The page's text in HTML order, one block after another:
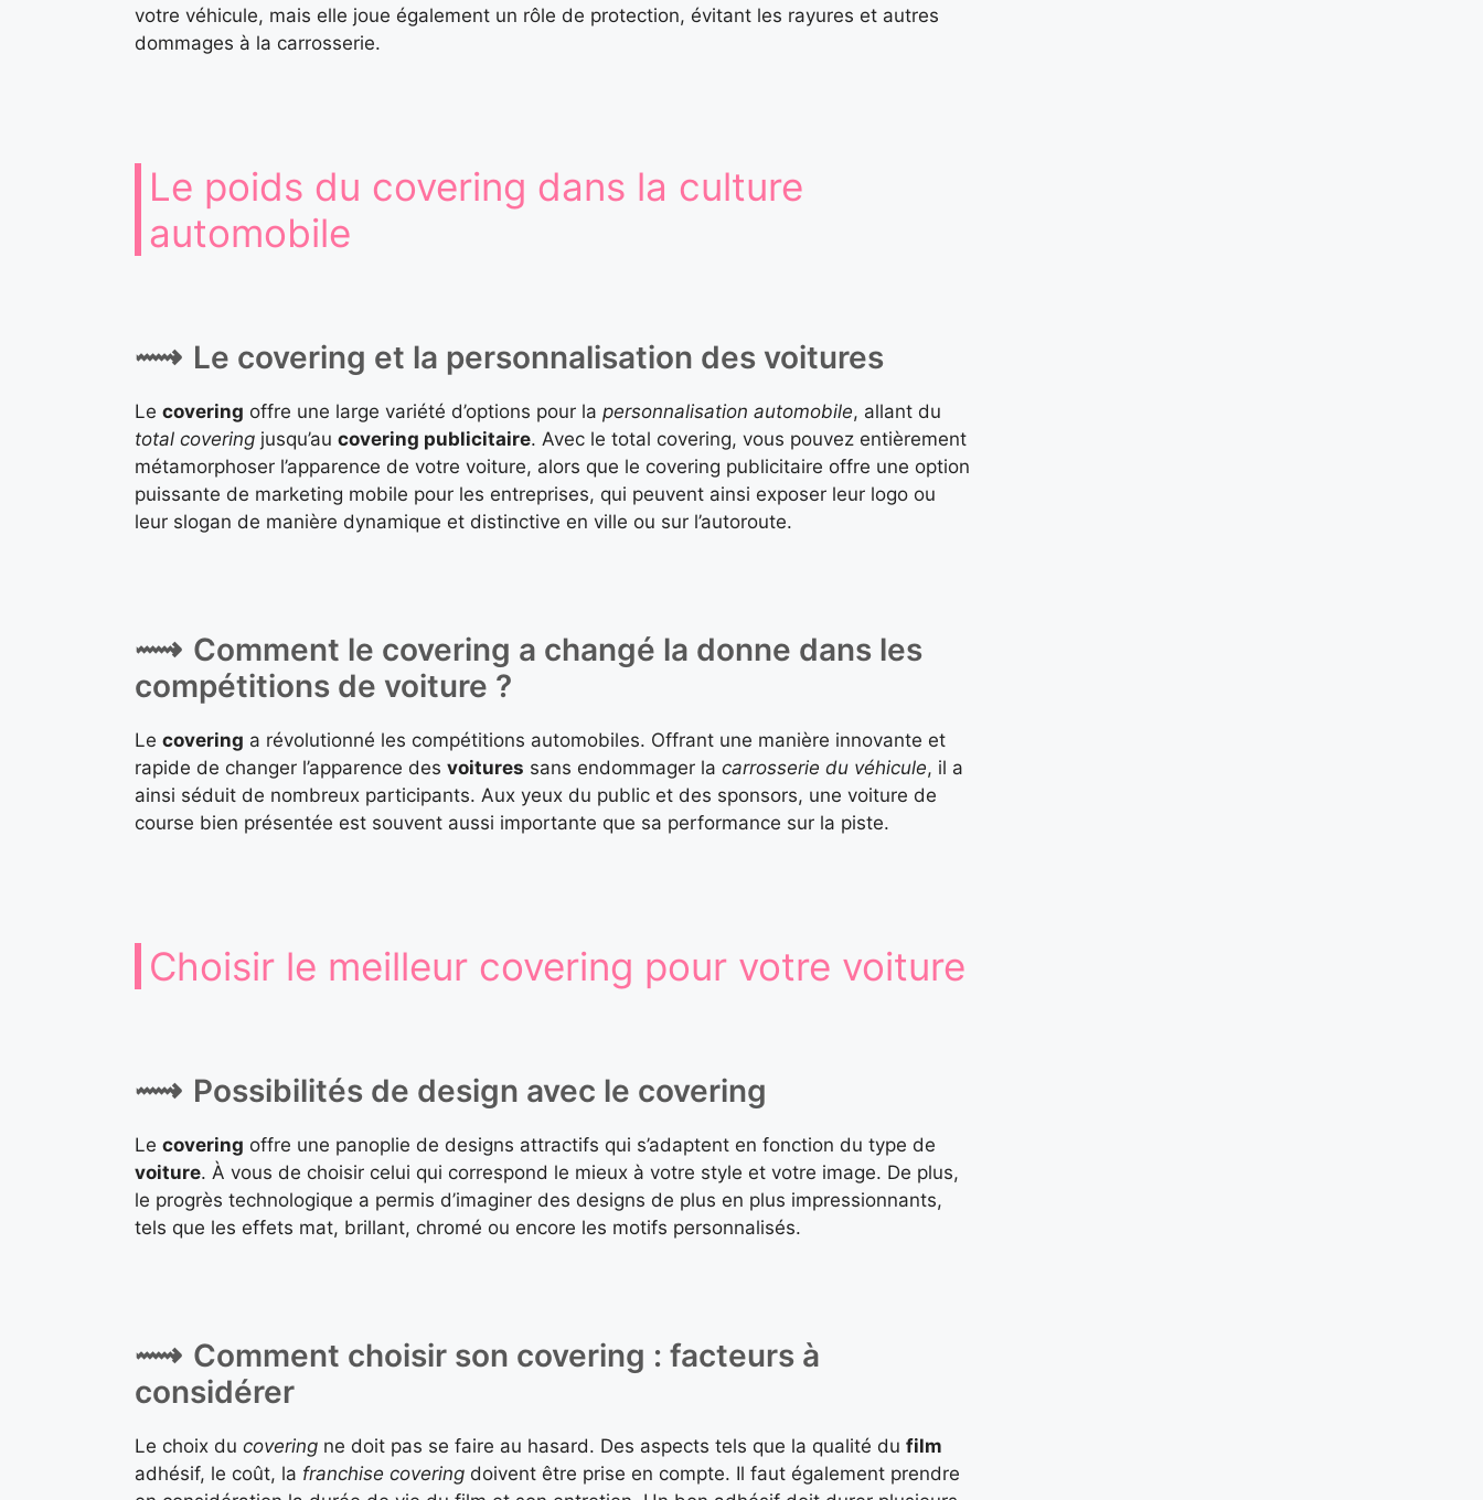
votre véhicule, mais elle joue également un rôle de protection, évitant les rayures et autres
dommages à la carrosserie.
Le poids du covering dans la culture
automobile
Le covering et la personnalisation des voitures
Le covering offre une large variété d’options pour la personnalisation automobile, allant du
total covering jusqu’au covering publicitaire. Avec le total covering, vous pouvez entièrement
métamorphoser l’apparence de votre voiture, alors que le covering publicitaire offre une option
puissante de marketing mobile pour les entreprises, qui peuvent ainsi exposer leur logo ou
leur slogan de manière dynamique et distinctive en ville ou sur l’autoroute.
Comment le covering a changé la donne dans les
compétitions de voiture ?
Le covering a révolutionné les compétitions automobiles. Offrant une manière innovante et
rapide de changer l’apparence des voitures sans endommager la carrosserie du véhicule, il a
ainsi séduit de nombreux participants. Aux yeux du public et des sponsors, une voiture de
course bien présentée est souvent aussi importante que sa performance sur la piste.
Choisir le meilleur covering pour votre voiture
Possibilités de design avec le covering
Le covering offre une panoplie de designs attractifs qui s’adaptent en fonction du type de
voiture. À vous de choisir celui qui correspond le mieux à votre style et votre image. De plus,
le progrès technologique a permis d’imaginer des designs de plus en plus impressionnants,
tels que les effets mat, brillant, chromé ou encore les motifs personnalisés.
Comment choisir son covering : facteurs à
considérer
Le choix du covering ne doit pas se faire au hasard. Des aspects tels que la qualité du film
adhésif, le coût, la franchise covering doivent être prise en compte. Il faut également prendre